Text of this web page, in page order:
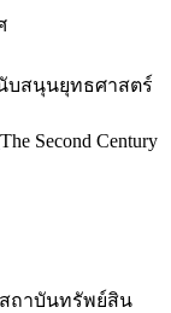
บสนุนยุทธศาสตร์
The Second Century
สถาบันทรัพย์สิน